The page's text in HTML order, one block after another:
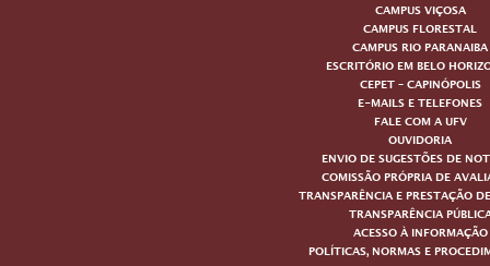
CAMPUS VIÇOSA
CAMPUS FLORESTAL
CAMPUS RIO PARANAIBA
ESCRITÓRIO EM BELO
CEPET – CAPINÓPOLIS
E-MAILS E TELEFONES
FALE COM A UFV
OUVIDORIA
ENVIO DE SUGESTÕES DE
COMISSÃO PRÓPRIA DE
TRANSPARÊNCIA E PRESTAÇÃO
TRANSPARÊNCIA
ACESSO À INFORMAÇÃO
POLÍTICAS, NORMAS E